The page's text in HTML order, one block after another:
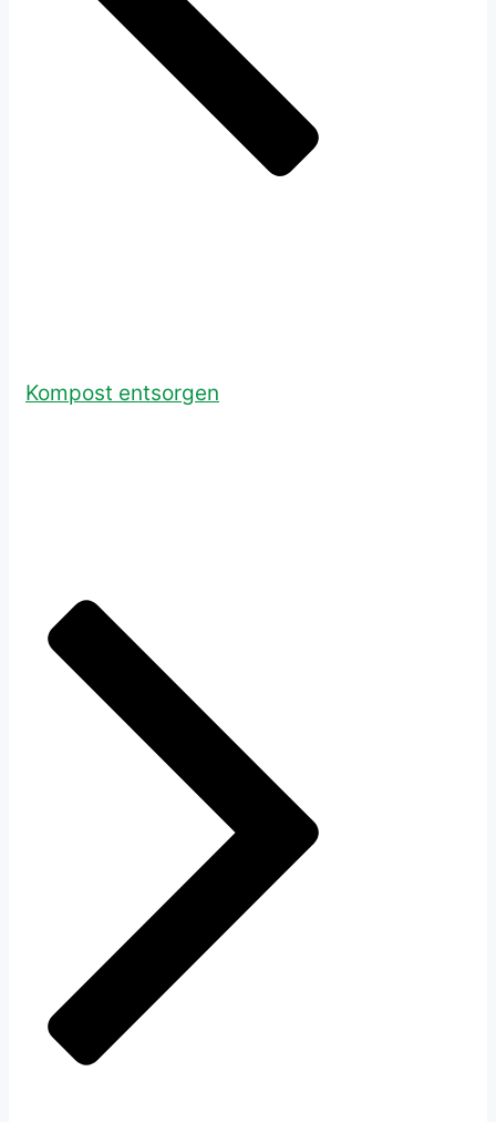
Kompost entsorgen